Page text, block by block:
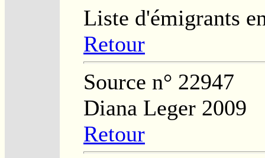
Liste d'émigrants
Retour
Source n° 22947
Diana Leger 2009
Retour